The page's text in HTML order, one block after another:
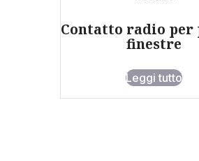
Contatto radio per
finestre
Leggi tutto